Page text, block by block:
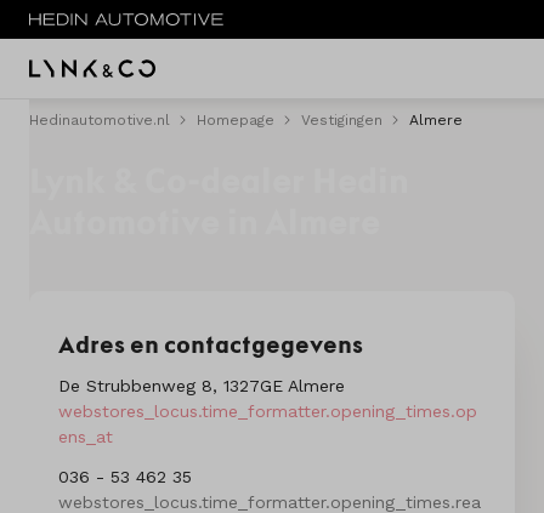
Menu
Acties
Private lease
Zakelijke lease
Hedinautomotive.nl Homepage Vestigingen Almere
Adres en contactgegevens
De Strubbenweg 8, 1327GE Almere
webstores_locus.time_formatter.opening_times.op
ens_at
036 - 53 462 35
webstores_locus.time_formatter.opening_times.rea